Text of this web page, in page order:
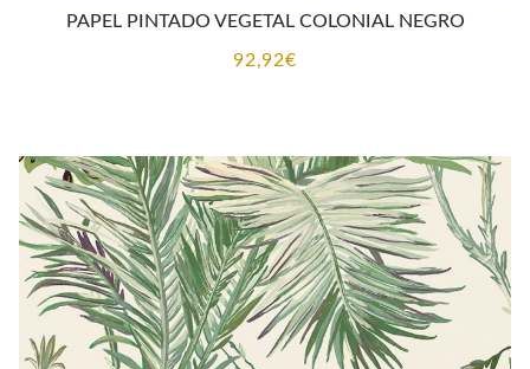
PAPEL PINTADO VEGETAL COLONIAL NEGRO
92,92€